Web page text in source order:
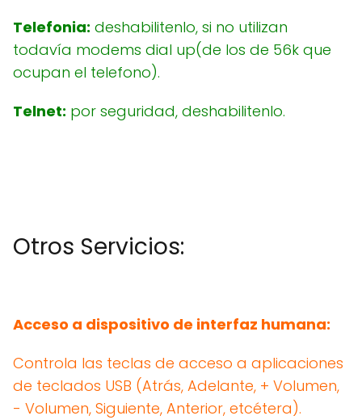
Telefonia: deshabilitenlo, si no utilizan
todavía modems dial up(de los de 56k que
ocupan el telefono).
Telnet: por seguridad, deshabilitenlo.
Otros Servicios:
Acceso a dispositivo de interfaz humana:
Controla las teclas de acceso a aplicaciones
de teclados USB (Atrás, Adelante, + Volumen,
- Volumen, Siguiente, Anterior, etcétera).